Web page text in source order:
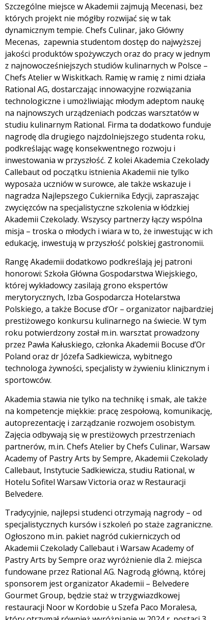
Szczególne miejsce w Akademii zajmują Mecenasi, bez
których projekt nie mógłby rozwijać się w tak
dynamicznym tempie. Chefs Culinar, jako Główny
Mecenas, zapewnia studentom dostęp do najwyższej
jakości produktów spożywczych oraz do pracy w jednym
z najnowocześniejszych studiów kulinarnych w Polsce –
Chefs Atelier w Wiskitkach. Ramię w ramię z nimi działa
Rational AG, dostarczając innowacyjne rozwiązania
technologiczne i umożliwiając młodym adeptom naukę
na najnowszych urządzeniach podczas warsztatów w
studiu kulinarnym Rational. Firma ta dodatkowo funduje
nagrodę dla drugiego najzdolniejszego studenta roku,
podkreślając wagę konsekwentnego rozwoju i
inwestowania w przyszłość. Z kolei Akademia Czekolady
Callebaut od początku istnienia Akademii nie tylko
wyposaża uczniów w surowce, ale także wskazuje i
nagradza Najlepszego Cukiernika Edycji, zapraszając
zwycięzców na specjalistyczne szkolenia w łódzkiej
Akademii Czekolady. Wszyscy partnerzy łączy wspólna
misja – troska o młodych i wiara w to, że inwestując w ich
edukację, inwestują w przyszłość polskiej gastronomii.
Rangę Akademii dodatkowo podkreślają jej patroni
honorowi: Szkoła Główna Gospodarstwa Wiejskiego,
której wykładowcy zasilają grono ekspertów
merytorycznych, Izba Gospodarcza Hotelarstwa
Polskiego, a także Bocuse d’Or – organizator najbardziej
prestiżowego konkursu kulinarnego na świecie. W tym
roku potwierdzony został m.in. warsztat prowadzony
przez Pawła Kałuskiego, członka Akademii Bocuse d’Or
Poland oraz dr Józefa Sadkiewicza, wybitnego
technologa żywności, specjalisty w żywieniu klinicznym i
sportowców.
Akademia stawia nie tylko na technikę i smak, ale także
na kompetencje miękkie: pracę zespołową, komunikację,
autoprezentację i zarządzanie rozwojem osobistym.
Zajęcia odbywają się w prestiżowych przestrzeniach
partnerów, m.in. Chefs Atelier by Chefs Culinar, Warsaw
Academy of Pastry Arts by Sempre, Akademii Czekolady
Callebaut, Instytucie Sadkiewicza, studiu Rational, w
Hotelu Sofitel Warsaw Victoria oraz w Restauracji
Belvedere.
Tradycyjnie, najlepsi studenci otrzymają nagrody – od
specjalistycznych kursów i szkoleń po staże zagraniczne.
Ogłoszono m.in. pakiet nagród cukierniczych od
Akademii Czekolady Callebaut i Warsaw Academy of
Pastry Arts by Sempre oraz wyróżnienie dla 2. miejsca
fundowane przez Rational AG. Nagrodą główną, której
sponsorem jest organizator Akademii – Belvedere
Gourmet Group, będzie staż w trzygwiazdkowej
restauracji Noor w Kordobie u Szefa Paco Moralesa,